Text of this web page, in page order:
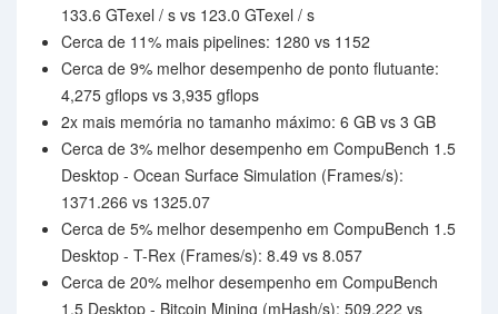
133.6 GTexel / s vs 123.0 GTexel / s
Cerca de 11% mais pipelines: 1280 vs 1152
Cerca de 9% melhor desempenho de ponto flutuante:
4,275 gflops vs 3,935 gflops
2x mais memória no tamanho máximo: 6 GB vs 3 GB
Cerca de 3% melhor desempenho em CompuBench 1.5
Desktop - Ocean Surface Simulation (Frames/s):
1371.266 vs 1325.07
Cerca de 5% melhor desempenho em CompuBench 1.5
Desktop - T-Rex (Frames/s): 8.49 vs 8.057
Cerca de 20% melhor desempenho em CompuBench
1.5 Desktop - Bitcoin Mining (mHash/s): 509.222 vs